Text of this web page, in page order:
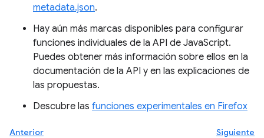
metadata.json.
Hay aún más marcas disponibles para configurar
funciones individuales de la API de JavaScript.
Puedes obtener más información sobre ellos en la
documentación de la API y en las explicaciones de
las propuestas.
Descubre las funciones experimentales en Firefox
Anterior
Siguiente